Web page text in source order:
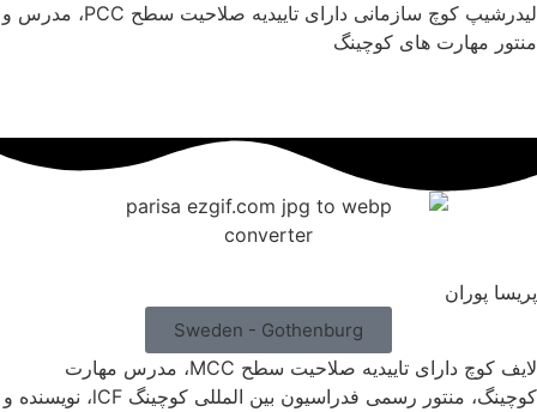
لیدرشیپ کوچ سازمانی دارای تاییدیه صلاحیت سطح PCC، مدرس و
مهارت هایکوچینگ
پوران
Sweden - Gothenburg
لایف کوچ دارای تاییدیه صلاحیت سطح MCC، مدرس مهارت
کوچینگ، منتور رسمی فدراسیون بین المللی کوچینگ lCF، نویسنده و